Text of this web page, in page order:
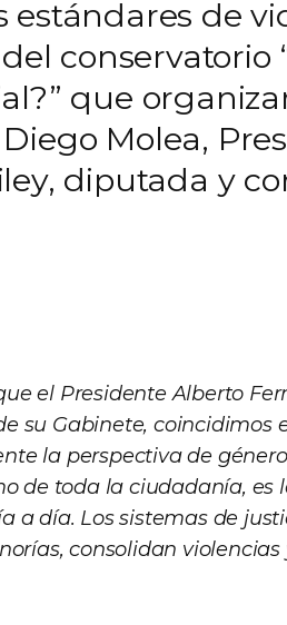
estándares de
conservatorio
que
Molea,
diputada y
el Presidente Alberto
su Gabinete, coincidimos
la perspectiva de
de toda la ciudadanía, es
a día. Los sistemas de
consolidan violencias